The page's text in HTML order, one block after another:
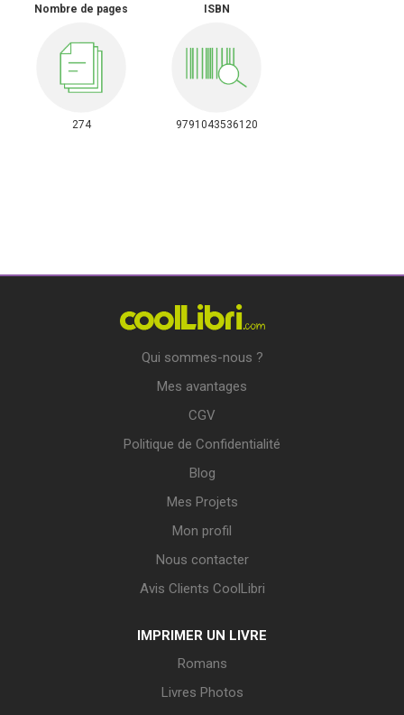
Nombre de pages
274
ISBN
9791043536120
Qui sommes-nous ?
Mes avantages
CGV
Politique de Confidentialité
Blog
Mes Projets
Mon profil
Nous contacter
Avis Clients CoolLibri
IMPRIMER UN LIVRE
Romans
Livres Photos